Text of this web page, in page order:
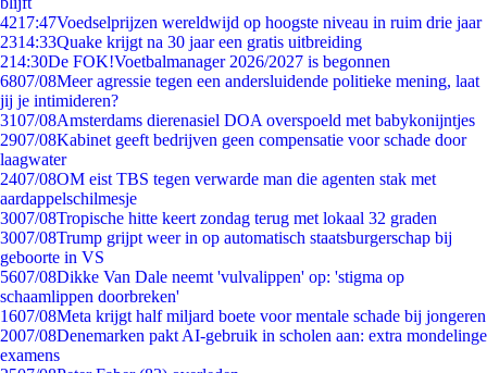
4217:47Voedselprijzen wereldwijd op hoogste niveau in ruim drie jaar
2314:33Quake krijgt na 30 jaar een gratis uitbreiding
214:30De FOK!Voetbalmanager 2026/2027 is begonnen
6807/08Meer agressie tegen een andersluidende politieke mening, laat
jij je intimideren?
3107/08Amsterdams dierenasiel DOA overspoeld met babykonijntjes
2907/08Kabinet geeft bedrijven geen compensatie voor schade door
laagwater
2407/08OM eist TBS tegen verwarde man die agenten stak met
aardappelschilmesje
3007/08Tropische hitte keert zondag terug met lokaal 32 graden
3007/08Trump grijpt weer in op automatisch staatsburgerschap bij
geboorte in VS
5607/08Dikke Van Dale neemt 'vulvalippen' op: 'stigma op
schaamlippen doorbreken'
1607/08Meta krijgt half miljard boete voor mentale schade bij jongeren
2007/08Denemarken pakt AI-gebruik in scholen aan: extra mondelinge
examens